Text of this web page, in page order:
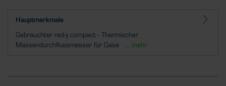
Hauptmerkmale
Gebrauchter red-y compact - Thermischer
Massendurchflussmesser für Gase ... mehr